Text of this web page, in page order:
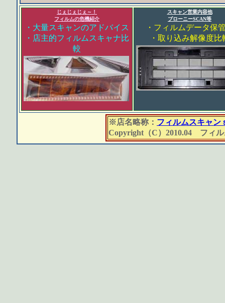
じぇじぇじぇ～！
フィルムの危機紹介
・大量スキャンのアドバイス
・店主的フィルムスキャナ比
較
スキャン営業内容他
ブローニーSCAN等
・フィルムデータ保
・取り込み解像度比
※店名略称： フィルムスキャン
Copyright（C）2010.04 フィル